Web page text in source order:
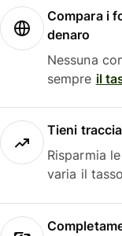
Compara i
denaro
Nessuna
sempre il
Tieni
Risparmia
varia il